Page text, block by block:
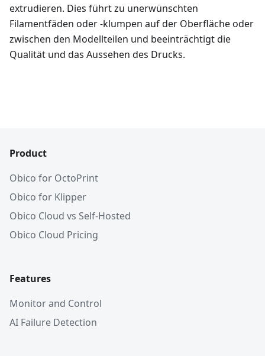
extrudieren. Dies führt zu unerwünschten
Filamentfäden oder -klumpen auf der Oberfläche oder
zwischen den Modellteilen und beeinträchtigt die
Qualität und das Aussehen des Drucks.
Product
Obico for OctoPrint
Obico for Klipper
Obico Cloud vs Self-Hosted
Obico Cloud Pricing
Features
Monitor and Control
AI Failure Detection